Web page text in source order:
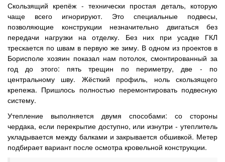
Скользящий крепёж - технически простая деталь, которую
чаще всего игнорируют. Это специальные подвесы,
позволяющие конструкции незначительно двигаться без
передачи нагрузки на отделку. Без них при усадке ГКЛ
трескается по швам в первую же зиму. В одном из проектов в
Борисполе хозяин показал нам потолок, смонтированный за
год до этого: пять трещин по периметру, две - по
центральному шву. Жёсткий профиль, ноль скользящего
крепежа. Пришлось полностью перемонтировать подвесную
систему.
Утепление выполняется двумя способами: со стороны
чердака, если перекрытие доступно, или изнутри - утеплитель
укладывается между балками и закрывается обшивкой. Метер
подбирает вариант после осмотра кровельной конструкции.